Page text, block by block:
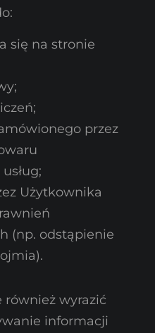
się na stronie
przez
Użytkownika
(np. odstąpienie
również wyrazić
informacji